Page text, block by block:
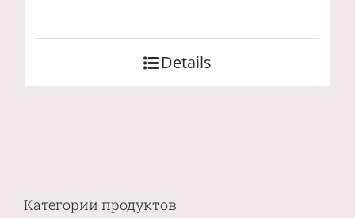
Details
Категории продуктов